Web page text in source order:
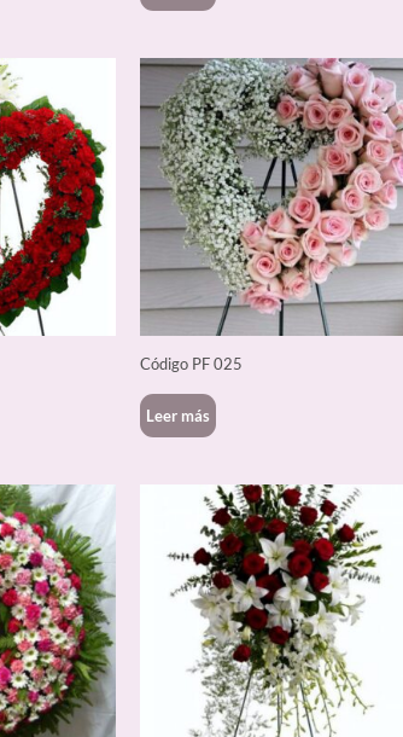
Código PF 025
Leer más